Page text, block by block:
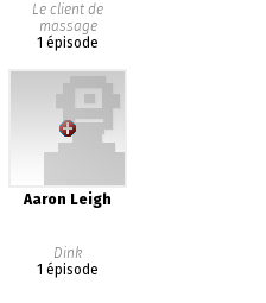
Le client de
massage
1 épisode
Aaron Leigh
Dink
1 épisode